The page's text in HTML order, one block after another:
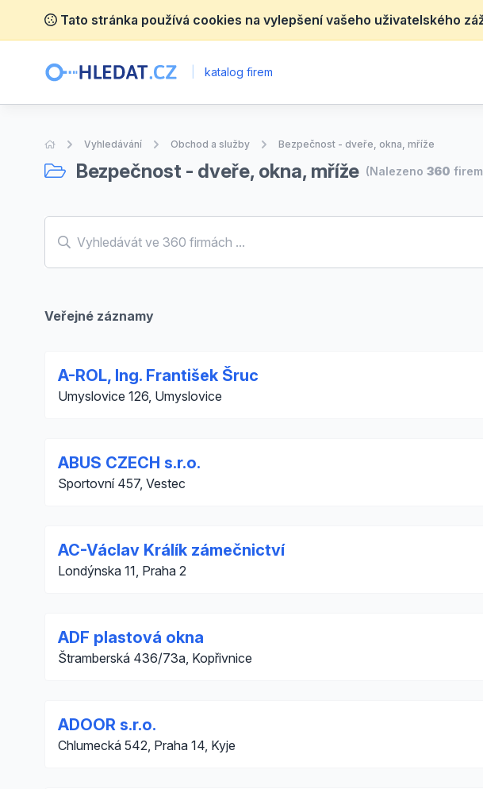
Tato stránka používá cookies na vylepšení vašeho uživatelského
katalog firem
Úvodní stránka
Vyhledávání Obchod a služby Bezpečnost - dveře, okna, mříže
Bezpečnost - dveře, okna, mříže (Nalezeno 360
Veřejné záznamy
A-ROL, Ing. František Šruc
Umyslovice 126, Umyslovice
ABUS CZECH s.r.o.
Sportovní 457, Vestec
AC-Václav Králík zámečnictví
Londýnska 11, Praha 2
ADF plastová okna
Štramberská 436/73a, Kopřivnice
ADOOR s.r.o.
Chlumecká 542, Praha 14, Kyje